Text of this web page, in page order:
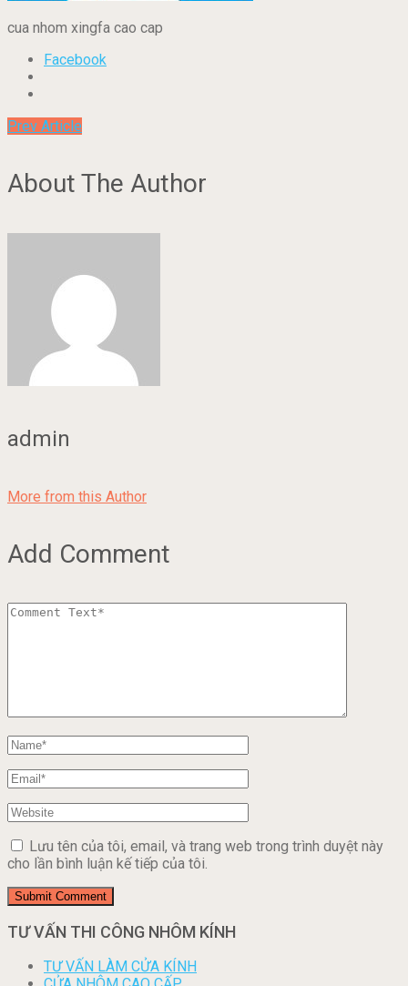
cua nhom xingfa cao cap
Facebook
Prev Article
About The Author
admin
More from this Author
Add Comment
Lưu tên của tôi, email, và trang web trong trình duyệt này
cho lần bình luận kế tiếp của tôi.
TƯ VẤN THI CÔNG NHÔM KÍNH
TƯ VẤN LÀM CỬA KÍNH